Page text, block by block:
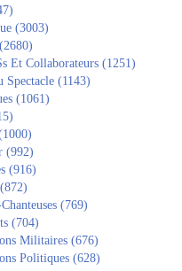
(3003)
(2680)
Et Collaborateurs (1251)
Spectacle (1143)
(1061)
(992)
(916)
(872)
(769)
(704)
Militaires (676)
Politiques (628)